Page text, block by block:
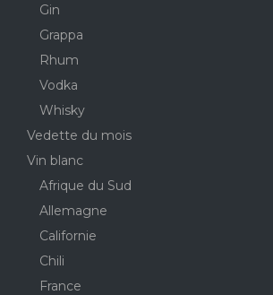
Gin
Grappa
Rhum
Vodka
Whisky
Vedette du mois
Vin blanc
Afrique du Sud
Allemagne
Californie
Chili
France